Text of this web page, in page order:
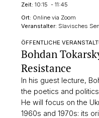
Zeit: 10:15 - 11:45
Ort: Online via Zoom
Veranstalter: Slavisches
ÖFFENTLICHE
Bohdan
Resistance
In his guest lecture,
the poetics and
He will focus on the
1960s and 1970s: its